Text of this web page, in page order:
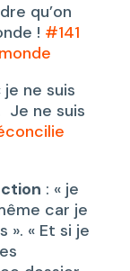
qu’on
! #141
ne suis
Je ne suis
: « je
car je
». « Et si je